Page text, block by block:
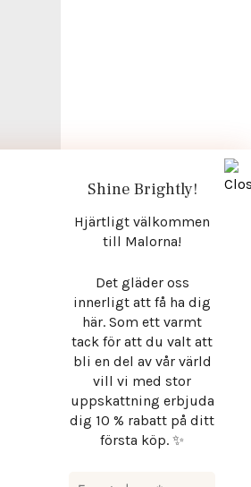
Hantera samtycke
Shine Brightly!
Hjärtligt välkommen
till Malorna!
Det gläder oss
innerligt att få ha dig
här. Som ett varmt
tack för att du valt att
bli en del av vår värld
vill vi med stor
uppskattning erbjuda
dig 10 % rabatt på ditt
första köp. ✨
Malorna – där exklusiva detaljer,
estetik möts i smycken som inte bara
definierar den. För varje dag, varje